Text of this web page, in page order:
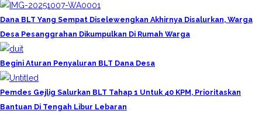
Dana BLT Yang Sempat Diselewengkan Akhirnya Disalurkan, Warga
Desa Pesanggrahan Dikumpulkan Di Rumah Warga
Begini Aturan Penyaluran BLT Dana Desa
Pemdes Gejlig Salurkan BLT Tahap 1 Untuk 40 KPM, Prioritaskan
Bantuan Di Tengah Libur Lebaran